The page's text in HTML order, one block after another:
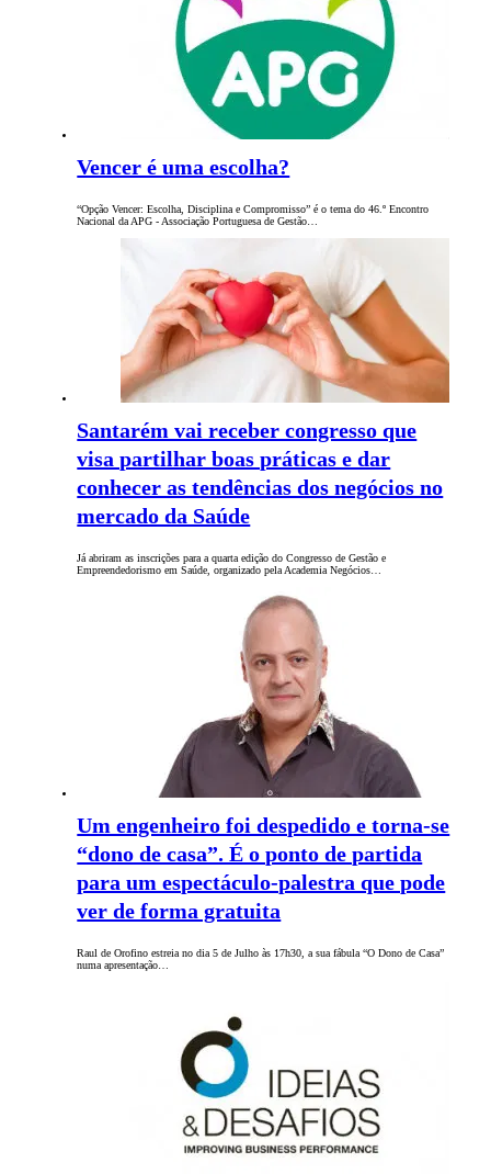
Vencer é uma escolha?
“Opção Vencer: Escolha, Disciplina e Compromisso” é o tema do 46.º Encontro
Nacional da APG - Associação Portuguesa de Gestão…
Santarém vai receber congresso que
visa partilhar boas práticas e dar
conhecer as tendências dos negócios no
mercado da Saúde
Já abriram as inscrições para a quarta edição do Congresso de Gestão e
Empreendedorismo em Saúde, organizado pela Academia Negócios…
Um engenheiro foi despedido e torna-se
“dono de casa”. É o ponto de partida
para um espectáculo-palestra que pode
ver de forma gratuita
Raul de Orofino estreia no dia 5 de Julho às 17h30, a sua fábula “O Dono de Casa”
numa apresentação…